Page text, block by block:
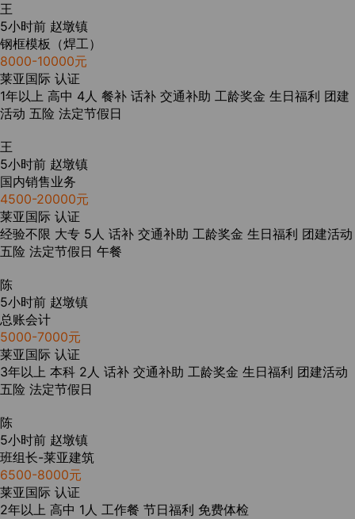
王
5小时前 赵墩镇
钢框模板（焊工）
8000-10000元
莱亚国际 认证
1年以上 高中 4人 餐补 话补 交通补助 工龄奖金 生日福利 团建
活动 五险 法定节假日
王
5小时前 赵墩镇
国内销售业务
4500-20000元
莱亚国际 认证
经验不限 大专 5人 话补 交通补助 工龄奖金 生日福利 团建活动
五险 法定节假日 午餐
陈
5小时前 赵墩镇
总账会计
5000-7000元
莱亚国际 认证
3年以上 本科 2人 话补 交通补助 工龄奖金 生日福利 团建活动
五险 法定节假日
陈
5小时前 赵墩镇
班组长-莱亚建筑
6500-8000元
莱亚国际 认证
2年以上 高中 1人 工作餐 节日福利 免费体检